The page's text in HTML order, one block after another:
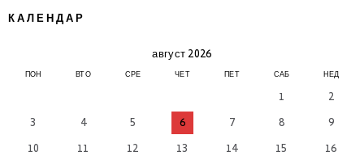
КАЛЕНДАР
август 2026
ПОН ВТО СРЕ ЧЕТ ПЕТ САБ НЕД
1
2
3
4 5 6 7 8
9
10
11 12 13 14 15
16